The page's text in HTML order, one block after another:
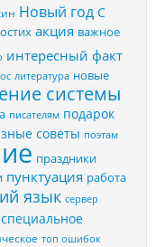
Новый год С
акция важное
интересный факт
литература новые
системы
писателям подарок
советы поэтам
праздники
пунктуация работа
язык сервер
специальное
топ ошибок